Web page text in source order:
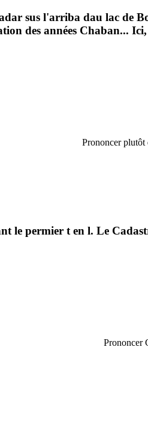
sus l'arriba dau lac de
des années Chaban...
Prononcer
le permier t en l. Le
Prononcer